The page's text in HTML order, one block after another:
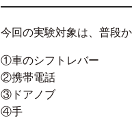
今回の実験対象は、普段
①車のシフトレバー
②携帯電話
③ドアノブ
④手